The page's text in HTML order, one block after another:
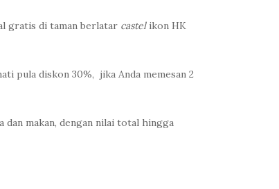
gratis di taman berlatar castelikon HK
pula diskon 30%, jika Anda memesan 2
dan makan, dengan nilai total hingga